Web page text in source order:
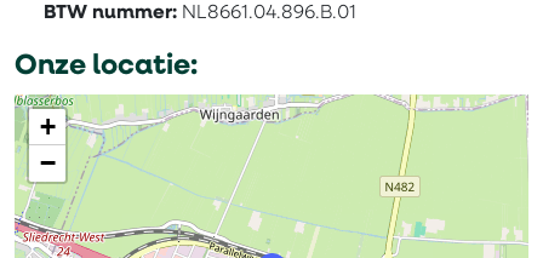
BTW nummer: NL8661.04.896.B.01
Onze locatie:
+
−